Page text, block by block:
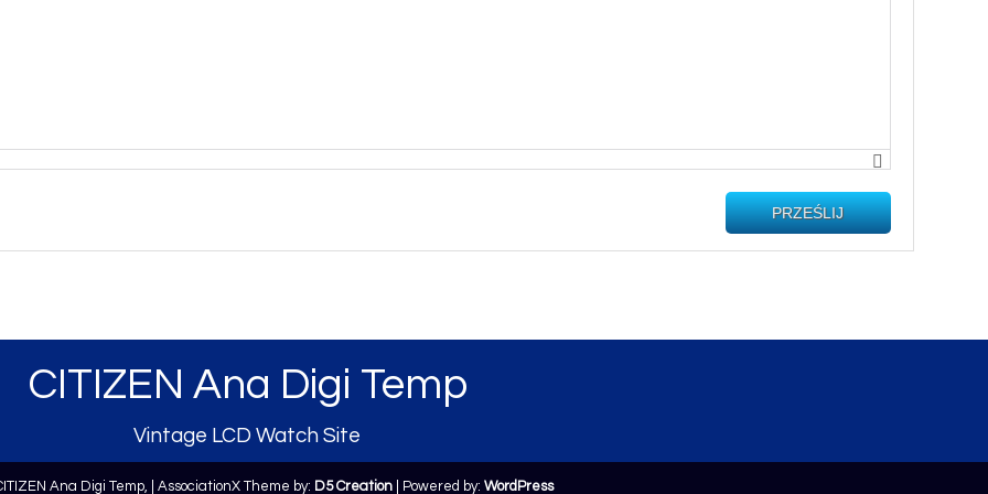
PRZEŚLIJ
CITIZEN Ana Digi Temp
Vintage LCD Watch Site
Ana Digi Temp, | AssociationX Theme by: D5 Creation| Powered by: WordPress